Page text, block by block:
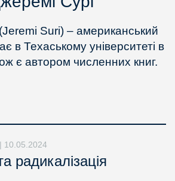
Suri) – американський
в Техаському університеті в
є автором численних книг.
| 10.05.2024
радикалізація